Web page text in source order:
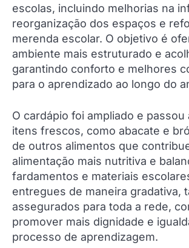
escolas, incluindo melhorias na
reorganização dos espaços e
merenda escolar. O objetivo é
ambiente mais estruturado e
garantindo conforto e melhores
para o aprendizado ao longo do
O cardápio foi ampliado e passou
itens frescos, como abacate e
de outros alimentos que
alimentação mais nutritiva e
fardamentos e materiais
entregues de maneira gradativa,
assegurados para toda a rede,
promover mais dignidade e
processo de aprendizagem.